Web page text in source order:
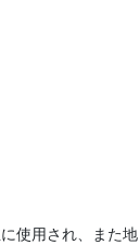
使用され、また地